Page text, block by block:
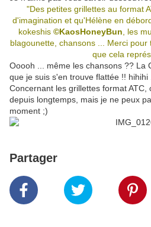
"Des petites grillettes au format
d'imagination et qu'Hélène en
kokeshis ©KaosHoneyBun , les
blagounette, chansons ... Merci
que cela
Ooooh ... même les chansons ?? La
que je suis s'en trouve flattée !! hihihi
Concernant les grillettes format
depuis longtemps, mais je ne peux
moment ;)
Partager